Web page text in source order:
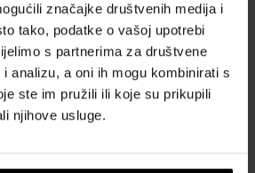
značajke društvenih medija i
tako, podatke o vašoj upotrebi
s partnerima za društvene
analizu, a oni ih mogu kombinirati s
ste im pružili ili koje su prikupili
njihove usluge.
nas?